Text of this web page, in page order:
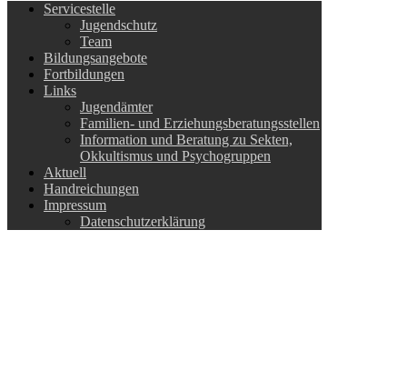
Servicestelle
Jugendschutz
Team
Bildungsangebote
Fortbildungen
Links
Jugendämter
Familien- und Erziehungsberatungsstellen
Information und Beratung zu Sekten,
Okkultismus und Psychogruppen
Aktuell
Handreichungen
Impressum
Datenschutzerklärung